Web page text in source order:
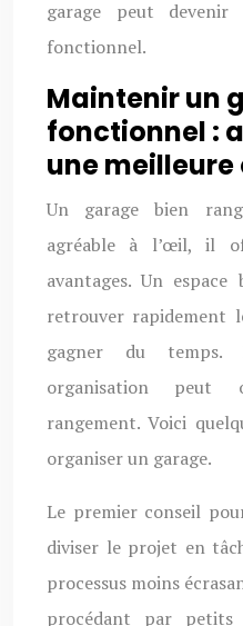
garage peut
fonctionnel.
Maintenir un
fonctionnel :
une
Un garage bien
agréable à l’œil, il
avantages. Un
retrouver rapidement
gagner du
organisation peut
rangement. Voici
organiser un garage.
Le premier conseil
diviser le projet en
processus moins
procédant par petits